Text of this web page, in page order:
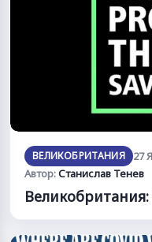
ВЕЛИКОБРИТАНИЯ
27
Автор:Станислав Тенев